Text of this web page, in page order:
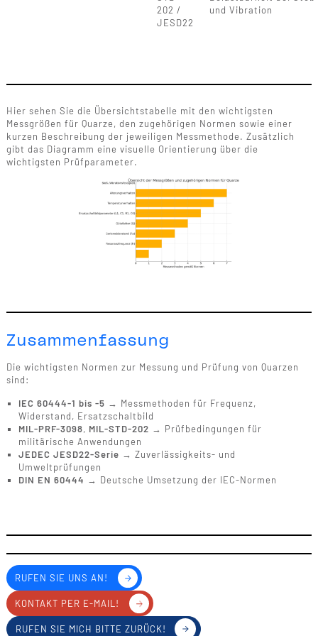
202 /
JESD22
und Vibration
Hier sehen Sie die Übersichtstabelle mit den wichtigsten
Messgrößen für Quarze, den zugehörigen Normen sowie einer
kurzen Beschreibung der jeweiligen Messmethode. Zusätzlich
gibt das Diagramm eine visuelle Orientierung über die
wichtigsten Prüfparameter.
Zusammenfassung
Die wichtigsten Normen zur Messung und Prüfung von Quarzen
sind:
IEC 60444-1 bis -5 → Messmethoden für Frequenz,
Widerstand, Ersatzschaltbild
MIL-PRF-3098, MIL-STD-202 → Prüfbedingungen für
militärische Anwendungen
JEDEC JESD22-Serie → Zuverlässigkeits- und
Umweltprüfungen
DIN EN 60444 → Deutsche Umsetzung der IEC-Normen
RUFEN SIE UNS AN!
KONTAKT PER E-MAIL!
RUFEN SIE MICH BITTE ZURÜCK!